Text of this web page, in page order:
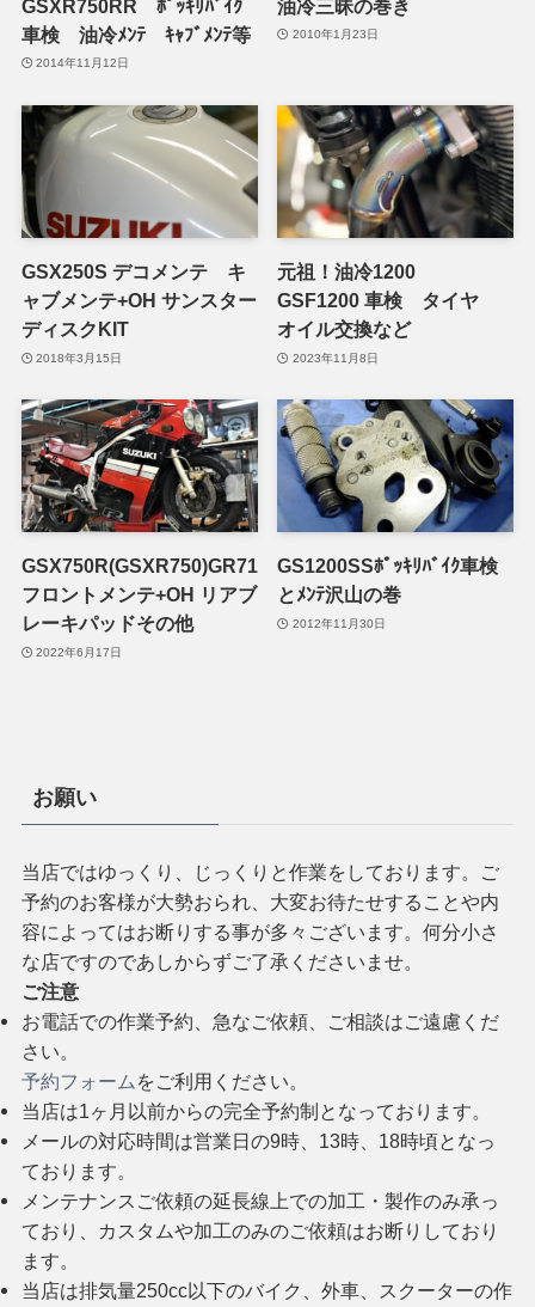
GSXR750RR ﾎﾟｯｷﾘﾊﾞｲｸ
車検 油冷ﾒﾝﾃ ｷｬﾌﾞﾒﾝﾃ等
2014年11月12日
油冷三昧の巻き
2010年1月23日
GSX250S デコメンテ キ
ャブメンテ+OH サンスター
ディスクKIT
2018年3月15日
元祖！油冷1200
GSF1200 車検 タイヤ
オイル交換など
2023年11月8日
GSX750R(GSXR750)GR71
フロントメンテ+OH リアブ
レーキパッドその他
2022年6月17日
GS1200SSﾎﾟｯｷﾘﾊﾞｲｸ車検
とﾒﾝﾃ沢山の巻
2012年11月30日
お願い
当店ではゆっくり、じっくりと作業をしております。ご
予約のお客様が大勢おられ、大変お待たせすることや内
容によってはお断りする事が多々ございます。何分小さ
な店ですのであしからずご了承くださいませ。
ご注意
お電話での作業予約、急なご依頼、ご相談はご遠慮くだ
さい。
予約フォーム をご利用ください。
当店は1ヶ月以前からの完全予約制となっております。
メールの対応時間は営業日の9時、13時、18時頃となっ
ております。
メンテナンスご依頼の延長線上での加工・製作のみ承っ
ており、カスタムや加工のみのご依頼はお断りしており
ます。
当店は排気量250cc以下のバイク、外車、スクーターの作